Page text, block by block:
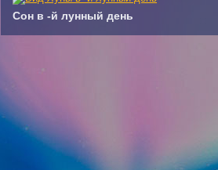
Сон в -й лунный день